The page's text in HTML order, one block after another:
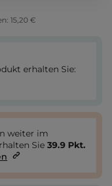
15,20 €
erhalten Sie:
weiter im
Sie 39.9 Pkt.